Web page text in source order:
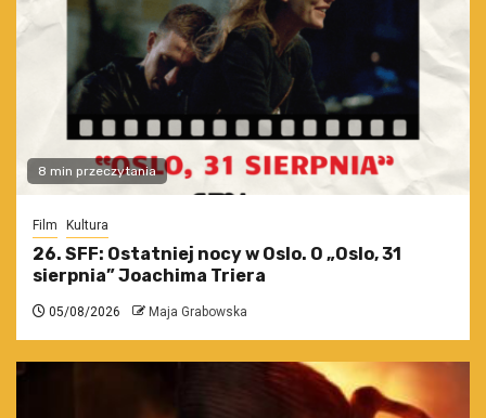
8 min przeczytania
Film Kultura
26. SFF: Ostatniej nocy w Oslo. O „Oslo, 31
sierpnia” Joachima Triera
05/08/2026 Maja Grabowska